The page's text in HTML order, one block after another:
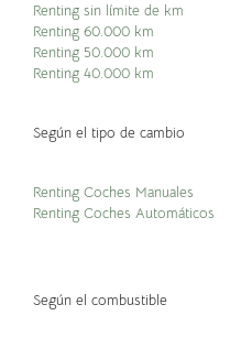
Renting sin límite de km
Renting 60.000 km
Renting 50.000 km
Renting 40.000 km
Según el tipo de cambio
Renting Coches Manuales
Renting Coches Automáticos
Según el combustible